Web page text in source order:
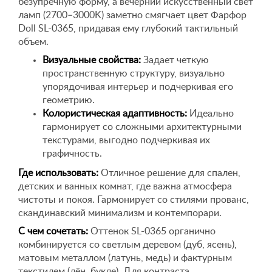
ламп (2700–3000K) заметно смягчает цвет Фарфор
Doll SL-0365, придавая ему глубокий тактильный
объем.
Визуальные свойства: Задает четкую
пространственную структуру, визуально
упорядочивая интерьер и подчеркивая его
геометрию.
Колористическая адаптивность: Идеально
гармонирует со сложными архитектурными
текстурами, выгодно подчеркивая их
графичность.
Где использовать: Отличное решение для спален,
детских и ванных комнат, где важна атмосфера
чистоты и покоя. Гармонирует со стилями прованс,
скандинавский минимализм и контемпорари.
С чем сочетать: Оттенок SL-0365 органично
комбинируется со светлым деревом (дуб, ясень),
матовым металлом (латунь, медь) и фактурным